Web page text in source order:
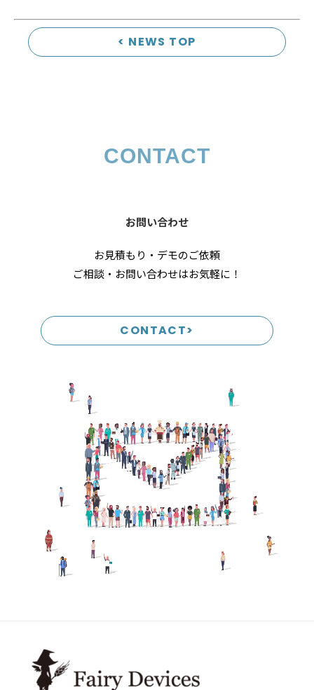
< NEWS TOP
CONTACT
お問い合わせ
お見積もり・デモのご依頼
ご相談・お問い合わせはお気軽に！
CONTACT>